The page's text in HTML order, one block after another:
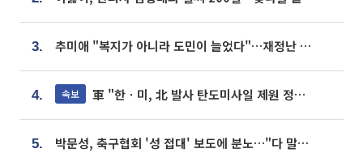
3. 추미애 "복지가 아니라 도민이 늘었다"…재정난 책임론 정면돌파
4. 속보 軍 "한ㆍ미, 北 발사 탄도미사일 제원 정밀분석 중"
5. 박문성, 축구협회 '성 접대' 보도에 분노…"다 말아먹으려고 작정했나"